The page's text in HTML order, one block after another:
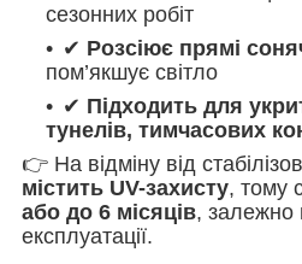
сезонних робіт
✔ Розсіює прямі
пом’якшує світло
✔ Підходить для
тунелів, тимчасових
👉 На відміну від
містить UV-захисту, тому
або до 6 місяців, залежно
експлуатації.